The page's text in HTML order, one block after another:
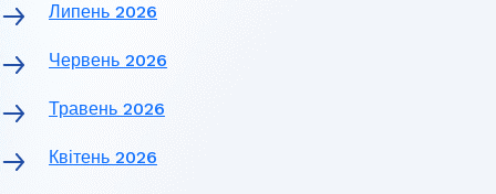
Липень 2026
Червень 2026
Травень 2026
Квітень 2026